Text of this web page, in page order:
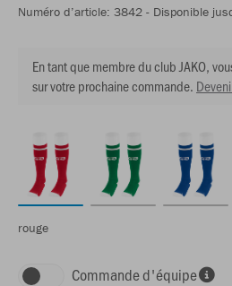
Numéro d’article: 3842 - Disponible
En tant que membre du club JAKO,
sur votre prochaine commande.
rouge
Commande d'équipe